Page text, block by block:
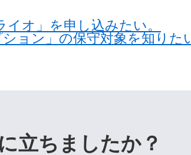
オ」を申し込みたい。
ョン」の保守対象を知りた
立ちましたか？